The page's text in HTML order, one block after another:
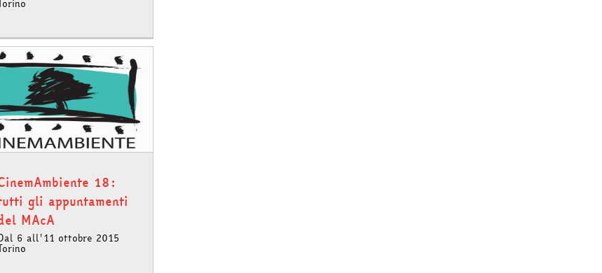
18:
gli appuntamenti
MAcA
6 all'11 ottobre 2015